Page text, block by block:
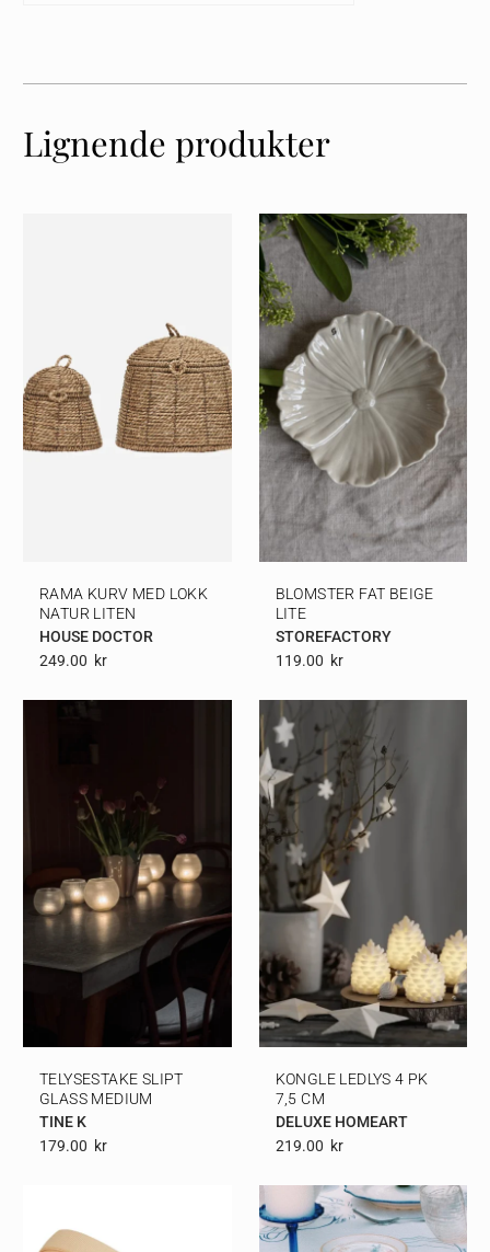
Lignende produkter
RAMA KURV MED LOKK
NATUR LITEN
HOUSE DOCTOR
249.00 Kr
BLOMSTER FAT BEIGE
LITE
STOREFACTORY
119.00 Kr
TELYSESTAKE SLIPT
GLASS MEDIUM
TINE K
179.00 Kr
KONGLE LEDLYS 4 PK
7,5 CM
DELUXE HOMEART
219.00 Kr